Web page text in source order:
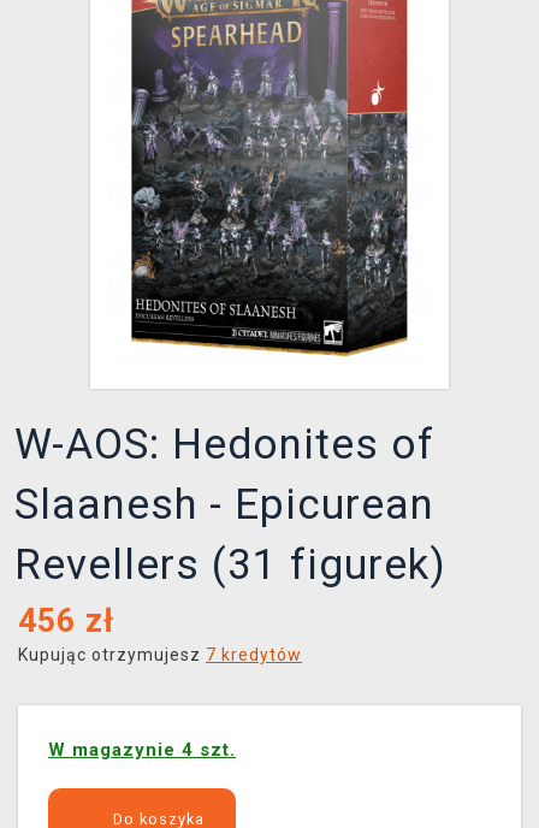
TRANSPORT
XZONE KLUB
W-AOS: Hedonites of
Slaanesh - Epicurean
Revellers (31 figurek)
456 zł
Kupując otrzymujesz 7 kredytów
W magazynie 4 szt.
Do koszyka